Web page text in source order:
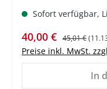
Sofort verfügbar,
Verkaufspreis:
40,00 € Regulärer
45,01 €
Preise inkl. MwSt.
In